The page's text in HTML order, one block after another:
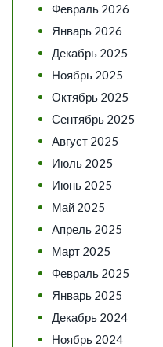
Февраль 2026
Январь 2026
Декабрь 2025
Ноябрь 2025
Октябрь 2025
Сентябрь 2025
Август 2025
Июль 2025
Июнь 2025
Май 2025
Апрель 2025
Март 2025
Февраль 2025
Январь 2025
Декабрь 2024
Ноябрь 2024